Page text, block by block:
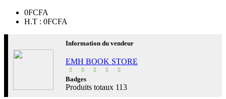
0FCFA
H.T : 0FCFA
Information du vendeur
EMH BOOK STORE
Badges
Produits totaux 113